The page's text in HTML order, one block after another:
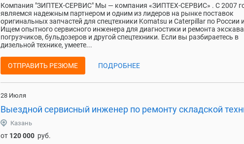
Компания "ЗИПТЕХ-СЕРВИС" Мы — компания «ЗИПТЕХ-СЕРВИС» . С 2007
являемся надежным партнером и одним из лидеров на рынке поставок
оригинальных запчастей для спецтехники Komatsu и Caterpillar по России
Ищем опытного сервисного инженера для диагностики и ремонта
погрузчиков, бульдозеров и другой спецтехники. Если вы разбираетесь в
дизельной технике, умеете...
ОТПРАВИТЬ РЕЗЮМЕ ПОДРОБНЕЕ
28 Июля
Выездной сервисный инженер по ремонту складской
Казань
от 120 000 руб.